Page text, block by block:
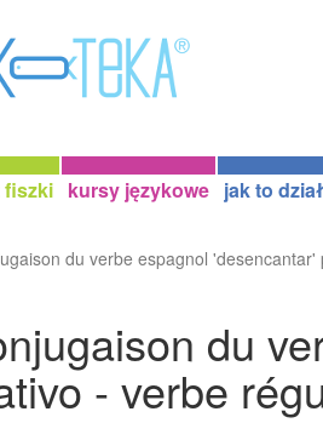
fiszki kursy językowe jak to
du verbe espagnol 'desencantar'
du
- verbe